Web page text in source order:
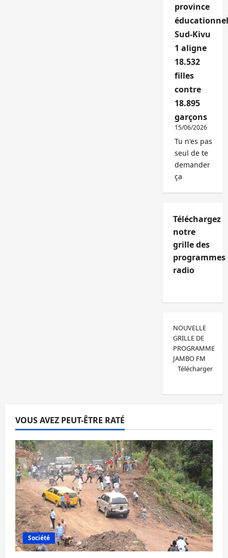
province
Sud-Kivu
1 aligne
18.532
filles
contre
18.895
garçons
15/06/2026
Tu n'es pas
seul de te
demander
ça
Téléchargez
notre
grille des
programmes
radio
NOUVELLE
GRILLE DE
PROGRAMME
JAMBO FM
Télécharger
VOUS AVEZ PEUT-ÊTRE RATÉ
Société